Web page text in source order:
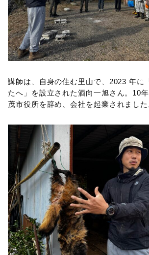
講師は、自身の住む里山で、2023 年に
たへ」を設立された酒向一旭さん。10
茂市役所を辞め、会社を起業されました